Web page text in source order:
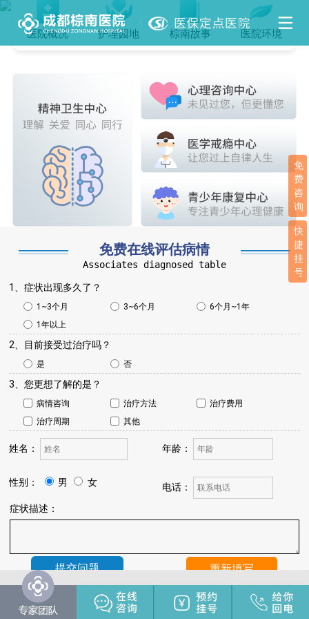
医院概况 护理园地 棕南故事 医院环境
免费在线评估病情
Associates diagnosed table
1、症状出现多久了？
1~3个月 3~6个月
6个月~1年
1年以上
2、目前接受过治疗吗？
是 否
3、您更想了解的是？
病情咨询 治疗方法
治疗费用
治疗周期
其他
姓名： 年龄：
性别： 男 女
电话：
症状描述：
温馨提示：
我院将于24小时内与您联系，请保持手机畅通，注
意来电。
免
费
咨
询
快
捷
挂
号